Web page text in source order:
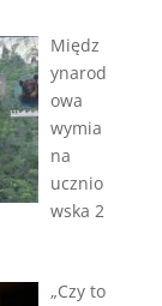
Międz
ynarod
owa
wymia
na
ucznio
wska 2
„Czy to